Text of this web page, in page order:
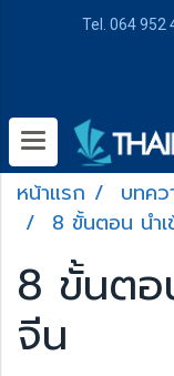
Tel. 064 952
หน้าแรก บทค
8 ขั้นตอน นำ
8 ขั้นตอ
จีน